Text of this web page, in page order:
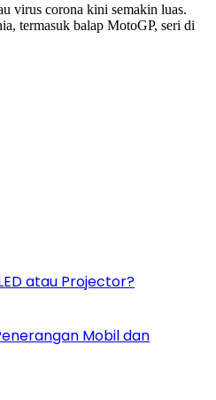
virus corona kini semakin luas.
termasuk balap MotoGP, seri di
atau Projector?
Mobil dan